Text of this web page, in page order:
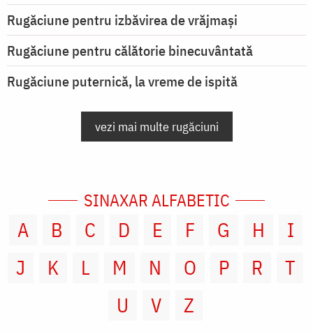
Rugăciune pentru izbăvirea de vrăjmași
Rugăciune pentru călătorie binecuvântată
Rugăciune puternică, la vreme de ispită
vezi mai multe rugăciuni
SINAXAR ALFABETIC
A B C D E F G H
I
J
K L M N O P R
T
U
V Z